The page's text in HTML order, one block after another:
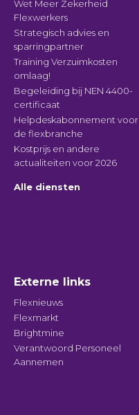
Wet Meer Zekerheid
Flexwerkers
Strategisch advies en
sparringpartner
Training Verzuimkosten
omlaag!
Begeleiding bij NEN 4400-
certificaat
Helpdeskabonnement voor
de flexbranche
Kostprijs en andere
actualiteiten voor 2026
Alle diensten
Externe links
Flexnieuws
Flexmarkt
Brightmine
Verantwoord Personeel
Aannemen